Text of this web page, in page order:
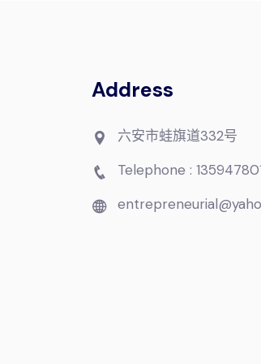
Address
六安市蛙旗道332号
Telephone :